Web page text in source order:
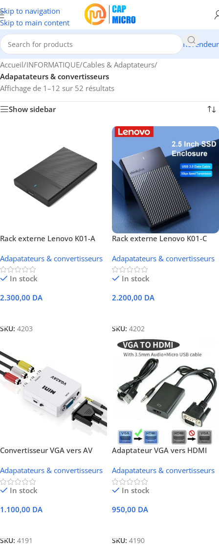
Skip to navigation
Skip to main content
Revendeur
Accueil/INFORMATIQUE/Cables & Adaptateurs/
Adapatateurs & convertisseurs
Affichage de 1–12 sur 52 résultats
Show sidebar
Rack externe Lenovo K01-A
Adapatateurs & convertisseurs
In stock
2.300,00 DA
SKU: 4203
Rack externe Lenovo K01-C
Adapatateurs & convertisseurs
In stock
2.200,00 DA
SKU: 4202
Convertisseur VGA vers AV
Adapatateurs & convertisseurs
In stock
1.100,00 DA
SKU: 4191
Adaptateur VGA vers HDMI
Adapatateurs & convertisseurs
In stock
950,00 DA
SKU: 4190